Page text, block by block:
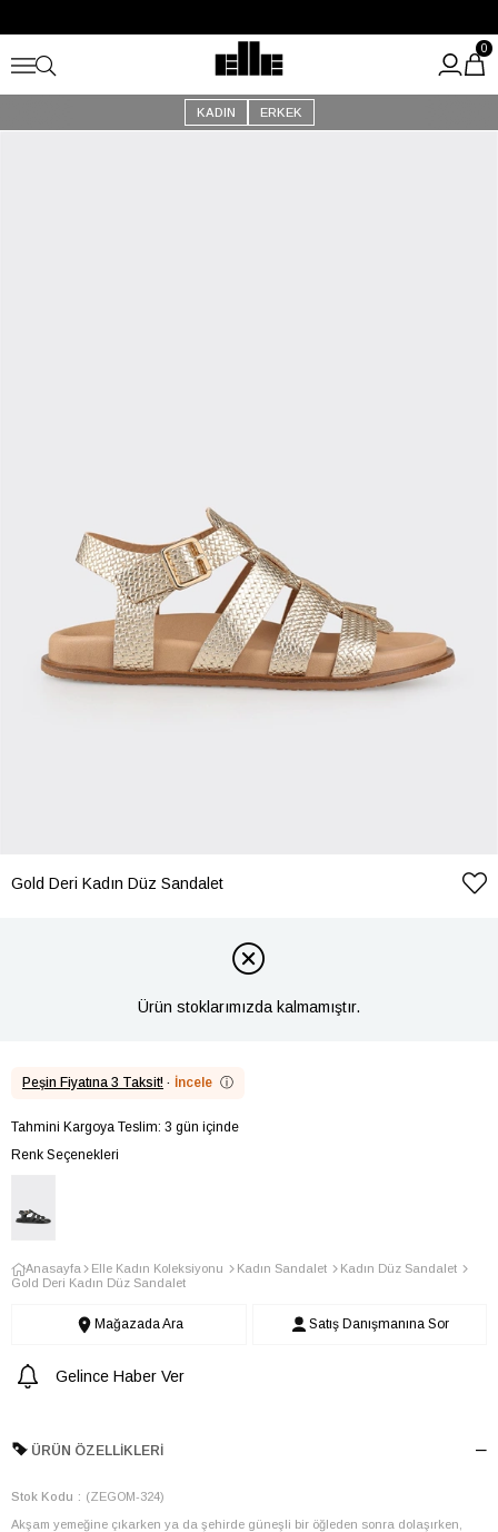
Kargo Ücretsiz!
KADIN ERKEK
0
Gold Deri Kadın Düz Sandalet
Ürün stoklarımızda kalmamıştır.
Peşin Fiyatına 3 Taksit! · İncele ⓘ
Tahmini Kargoya Teslim: 3 gün içinde
Renk Seçenekleri
Anasayfa Elle Kadın Koleksiyonu Kadın Sandalet
Kadın Düz Sandalet
Gold Deri Kadın Düz Sandalet
Mağazada Ara Satış Danışmanına Sor
Gelince Haber Ver
ÜRÜN ÖZELLIKLERI
Stok Kodu (ZEGOM-324)
Akşam yemeğine çıkarken ya da şehirde güneşli bir öğleden sonra dolaşırken,